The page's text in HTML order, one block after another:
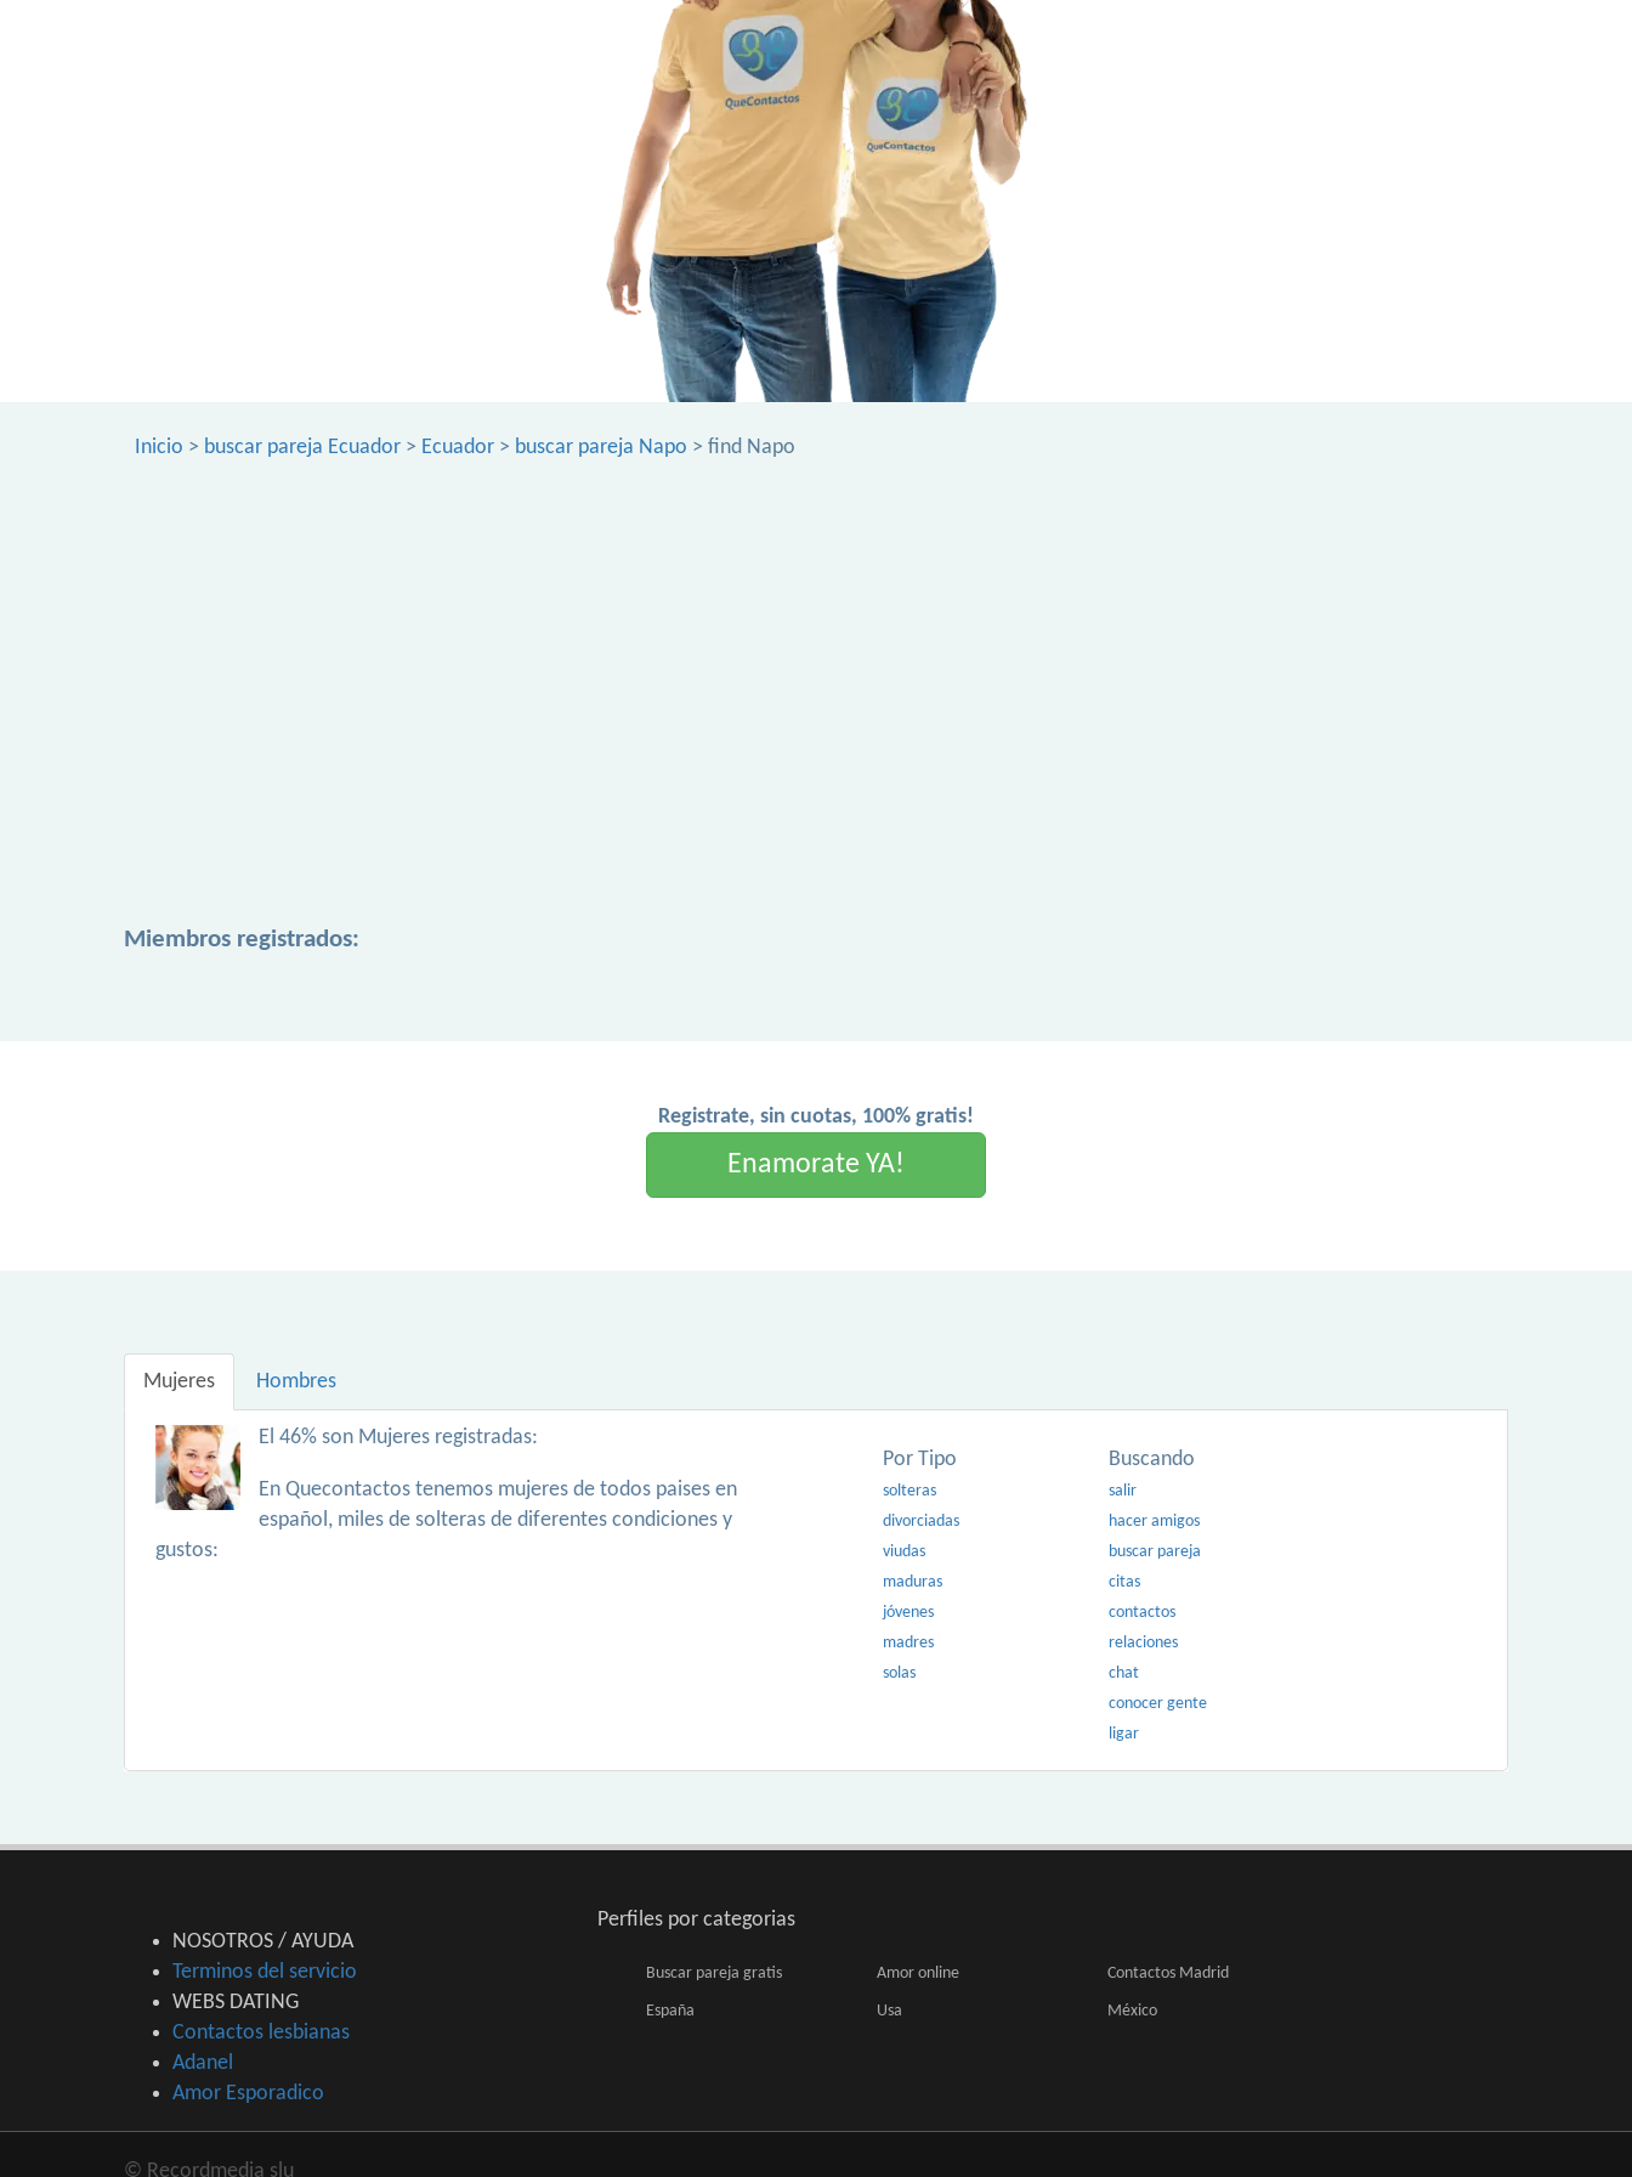
Inicio > buscar pareja Ecuador > Ecuador > buscar pareja Napo > find Napo
Miembros registrados:
Registrate, sin cuotas, 100% gratis!
Enamorate YA!
Mujeres Hombres
El 46% son Mujeres registradas:
En Quecontactos tenemos mujeres de todos paises en
español, miles de solteras de diferentes condiciones y
gustos:
Por Tipo
solteras
divorciadas
viudas
maduras
jóvenes
madres
solas
Buscando
salir
hacer amigos
buscar pareja
citas
contactos
relaciones
chat
conocer gente
ligar
NOSOTROS / AYUDA
Terminos del servicio
WEBS DATING
Contactos lesbianas
Adanel
Amor Esporadico
Perfiles por categorias
Buscar pareja gratis Amor online Contactos Madrid
España Usa México
© Recordmedia slu